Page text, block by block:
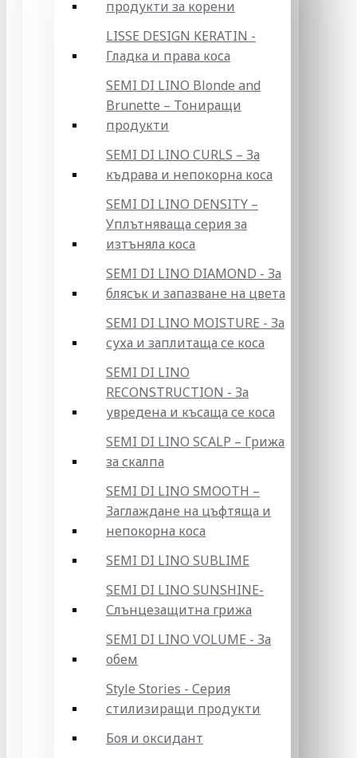
продукти за корени
LISSE DESIGN KERATIN -
Гладка и права коса
SEMI DI LINO Blonde and
Brunette – Тониращи
продукти
SEMI DI LINO CURLS – За
къдрава и непокорна коса
SEMI DI LINO DENSITY –
Уплътняваща серия за
изтъняла коса
SEMI DI LINO DIAMOND - За
блясък и запазване на цвета
SEMI DI LINO MOISTURE - За
суха и заплитаща се коса
SEMI DI LINO
RECONSTRUCTION - За
увредена и късаща се коса
SEMI DI LINO SCALP – Грижа
за скалпа
SEMI DI LINO SMOOTH –
Заглаждане на цъфтяща и
непокорна коса
SEMI DI LINO SUBLIME
SEMI DI LINO SUNSHINE-
Слънцезащитна грижа
SEMI DI LINO VOLUME - За
обем
Style Stories - Серия
стилизиращи продукти
Боя и оксидант